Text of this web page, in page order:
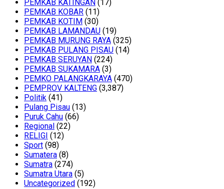
PEMKAB KATINGAN (17)
PEMKAB KOBAR (11)
PEMKAB KOTIM (30)
PEMKAB LAMANDAU (19)
PEMKAB MURUNG RAYA (325)
PEMKAB PULANG PISAU (14)
PEMKAB SERUYAN (224)
PEMKAB SUKAMARA (3)
PEMKO PALANGKARAYA (470)
PEMPROV KALTENG (3,387)
Politik (41)
Pulang Pisau (13)
Puruk Cahu (66)
Regional (22)
RELIGI (12)
Sport (98)
Sumatera (8)
Sumatra (274)
Sumatra Utara (5)
Uncategorized (192)